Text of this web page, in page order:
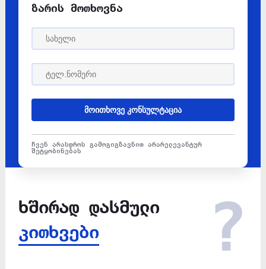
ზარის მოთხოვნა
მოითხოვე კონსულტაცია
ჩვენ არასდროს გამოგიგზავნით არარელევანტურ
შეტყობინებას
ხშირად დასმული
კითხვები